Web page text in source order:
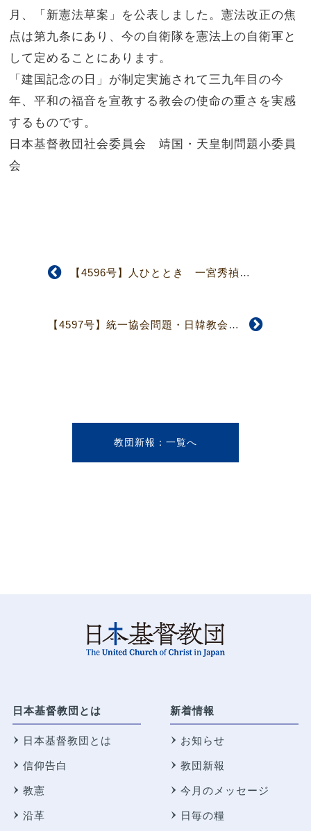
月、「新憲法草案」を公表しました。憲法改正の焦
点は第九条にあり、今の自衛隊を憲法上の自衛軍と
して定めることにあります。
「建国記念の日」が制定実施されて三九年目の今
年、平和の福音を宣教する教会の使命の重さを実感
するものです。
日本基督教団社会委員会 靖国・天皇制問題小委員
会
【4596号】人ひととき 一宮秀禎さん
【4597号】統一協会問題・日韓教会フォーラム 韓国教会宣教百周年記念館会場に
教団新報
日本基督教団とは
日本基督教団とは
信仰告白
教憲
沿革
新着情報
お知らせ
教団新報
今月のメッセージ
日毎の糧